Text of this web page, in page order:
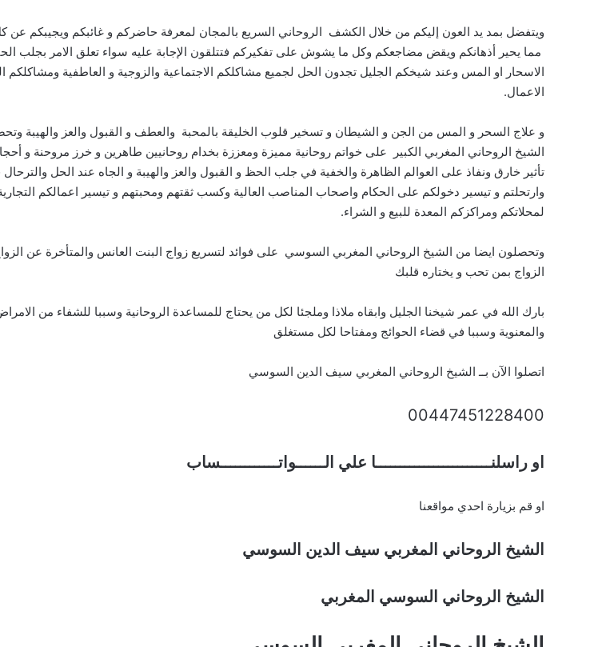
ويتفضل بمد يد العون إليكم من خلال الكشف الروحاني السريع بالمجان لمعرفة حاضركم و غائبكم ويجيبكم عن
مما يحير أذهانكم ويقض مضاجعكم وكل ما يشوش على تفكيركم فتتلقون الإجابة عليه سواء تعلق الامر بجلب
الاسحار او المس وعند شيخكم الجليل تجدون الحل لجميع مشاكلكم الاجتماعية والزوجية و العاطفية ومشاكلكم
الاعمال.
و علاج السحر و المس من الجن و الشيطان و تسخير قلوب الخليقة بالمحبة والعطف و القبول والعز والهيبة
الشيخ الروحاني المغربي الكبير على خواتم روحانية مميزة ومعززة بخدام روحانيين طاهرين و خرز مروحنة و
تأثير خارق ونفاذ على العوالم الظاهرة والخفية في جلب الحظ و القبول والعز والهيبة و الجاه عند الحل والترحال
وارتحلتم و تيسير دخولكم على الحكام واصحاب المناصب العالية وكسب ثقتهم ومحبتهم و تيسير اعمالكم
لمحلاتكم ومراكزكم المعدة للبيع و الشراء.
وتحصلون ايضا من الشيخ الروحاني المغربي السوسي على فوائد لتسريع زواج البنت العانس والمتأخرة عن
الزواج بمن تحب و يختاره قلبك
بارك الله في عمر شيخنا الجليل وابقاه ملاذا وملجئا لكل من يحتاج للمساعدة الروحانية وسببا للشفاء من
والمعنوية وسببا في قضاء الحوائج ومفتاحا لكل مستغلق
اتصلوا الآن بــ الشيخ الروحاني المغربي سيف الدين السوسي
00447451228400
او راسلنــــــــــــــــــــــــا علي الــــــواتــــــــــــساب
او قم بزيارة احدي مواقعنا
الشيخ الروحاني المغربي سيف الدين السوسي
الشيخ الروحاني السوسي المغربي